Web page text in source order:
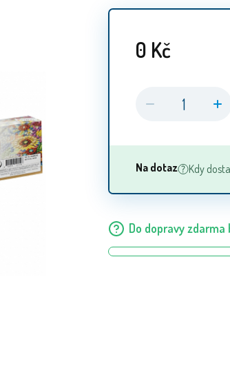
0 Kč
Na dotaz Kdy
Do dopravy zdarma